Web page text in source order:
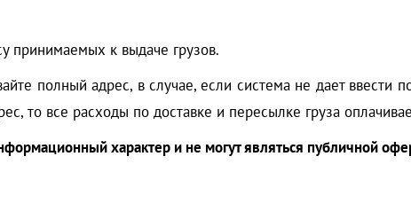
принимаемых к выдаче грузов.
полный адрес, в случае, если система не дает ввести
то все расходы по доставке и пересылке груза
характер и не могут являться публичной